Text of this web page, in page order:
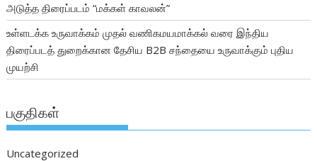
அடுத்த திரைப்படம் “மக்கள் காவலன்”
உள்ளடக்க உருவாக்கம் முதல் வணிகமயமாக்கல் வரை இந்திய
திரைப்படத் துறைக்கான தேசிய B2B சந்தையை உருவாக்கும் புதிய
முயற்சி
பகுதிகள்
Uncategorized